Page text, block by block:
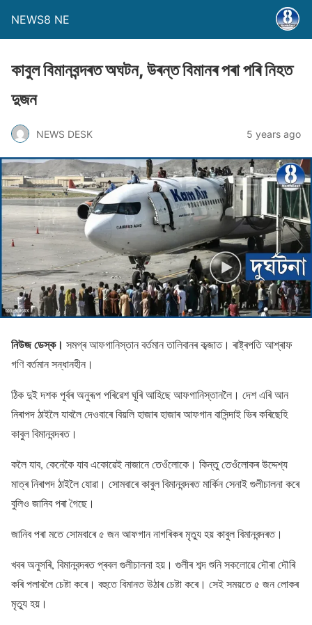
NEWS8 NE
কাবুল বিমানবন্দৰত অঘটন, উৰন্ত বিমানৰ পৰা পৰি নিহত
দুজন
NEWS DESK 5 years ago
নিউজ ডেস্ক। সমগ্ৰ আফগানিস্তান বৰ্তমান তালিবানৰ কব্জাত। ৰাষ্ট্ৰপতি আশ্ৰাফ
গণি বৰ্তমান সন্ধানহীন।
ঠিক দুই দশক পূৰ্বৰ অনুৰূপ পৰিৱেশ ঘূৰি আহিছে আফগানিস্তানলৈ। দেশ এৰি আন
নিৰাপদ ঠাইলৈ যাবলৈ দেওবাৰে বিয়লি হাজাৰ হাজাৰ আফগান বাসিন্দাই ভিৰ কৰিছেহি
কাবুল বিমানবন্দৰত।
কলৈ যাব, কেনেকৈ যাব একোৱেই নাজানে তেওঁলোকে। কিন্তু তেওঁলোকৰ উদ্দেশ্য
মাত্ৰ নিৰাপদ ঠাইলৈ যোৱা। সোমবাৰে কাবুল বিমানবন্দৰত মাৰ্কিন সেনাই গুলীচালনা কৰে
বুলিও জানিব পৰা গৈছে।
জানিব পৰা মতে সোমবাৰে ৫ জন আফগান নাগৰিকৰ মৃত্যু হয় কাবুল বিমানবন্দৰত।
খবৰ অনুসৰি, বিমানবন্দৰত প্ৰবল গুলীচালনা হয়। গুলীৰ শব্দ শুনি সকলোৱে দৌৰা দৌৰি
কৰি পলাবলৈ চেষ্টা কৰে। বহুতে বিমানত উঠাৰ চেষ্টা কৰে। সেই সময়তে ৫ জন লোকৰ
মৃত্যু হয়।